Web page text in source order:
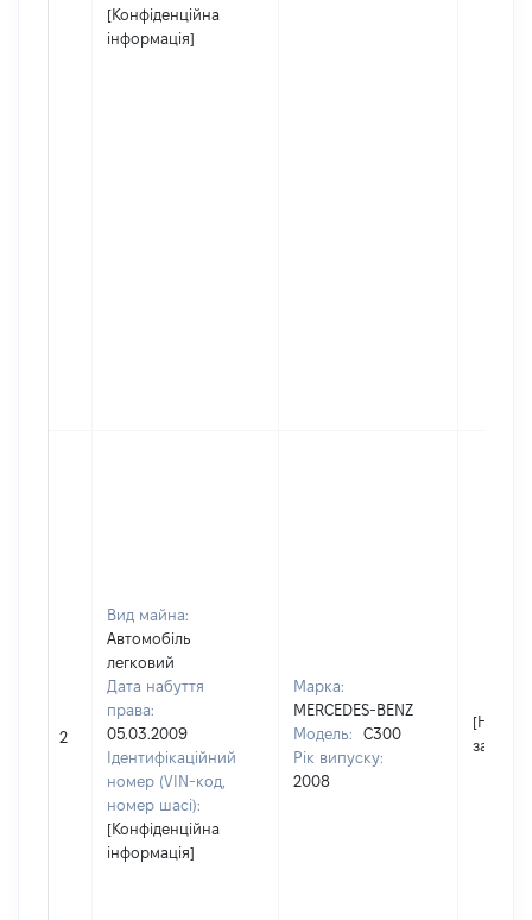
[Конфіденційна
інформація]
2
Вид майна:
Автомобіль
легковий
Дата набуття
права:
05.03.2009
Ідентифікаційний
номер (VIN-код,
номер шасі):
[Конфіденційна
інформація]
Марка:
MERCEDES-BENZ
Модель:
C300
Рік випуску:
2008
[Не